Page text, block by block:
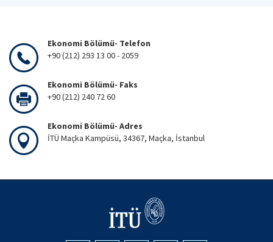
Ekonomi Bölümü- Telefon
+90 (212) 293 13 00 - 2059
Ekonomi Bölümü- Faks
+90 (212) 240 72 60
Ekonomi Bölümü- Adres
İTÜ Maçka Kampüsü, 34367, Maçka, İstanbul